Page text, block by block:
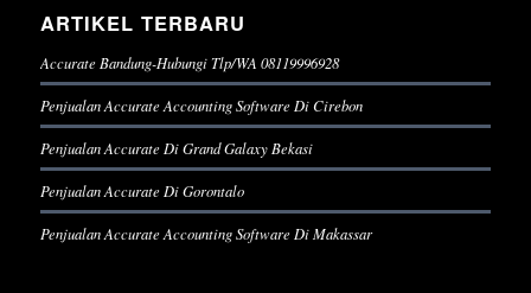
ARTIKEL TERBARU
Accurate Bandung-Hubungi Tlp/WA 08119996928
Penjualan Accurate Accounting Software Di Cirebon
Penjualan Accurate Di Grand Galaxy Bekasi
Penjualan Accurate Di Gorontalo
Penjualan Accurate Accounting Software Di Makassar